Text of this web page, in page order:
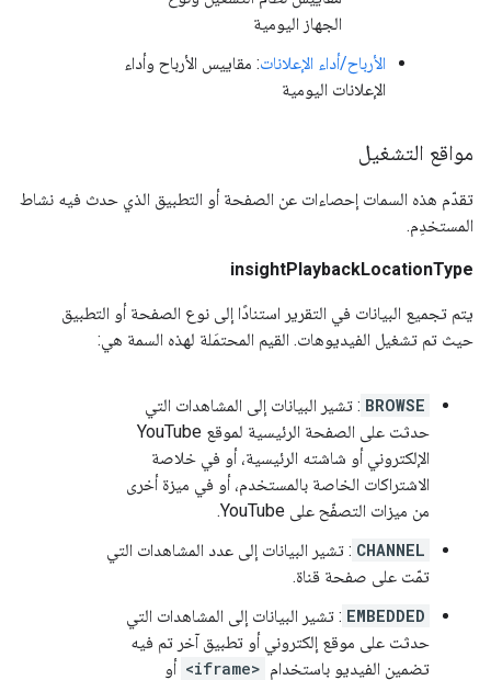
الجهاز اليومية
الأرباح/أداء الإعلانات: مقاييس الأرباح وأداء
الإعلانات اليومية
مواقع التشغيل
تقدّم هذه السمات إحصاءات عن الصفحة أو التطبيق الذي حدث فيه نشاط
المستخدِم.
insightPlaybackLocationType
يتم تجميع البيانات في التقرير استنادًا إلى نوع الصفحة أو التطبيق
حيث تم تشغيل الفيديوهات. القيم المحتمَلة لهذه السمة هي:
BROWSE : تشير البيانات إلى المشاهدات التي
حدثت على الصفحة الرئيسية لموقع YouTube
الإلكتروني أو شاشته الرئيسية، أو في خلاصة
الاشتراكات الخاصة بالمستخدم، أو في ميزة أخرى
من ميزات التصفّح على YouTube.
CHANNEL : تشير البيانات إلى عدد المشاهدات التي
تمّت على صفحة قناة.
EMBEDDED : تشير البيانات إلى المشاهدات التي
حدثت على موقع إلكتروني أو تطبيق آخر تم فيه
تضمين الفيديو باستخدام <iframe> أو